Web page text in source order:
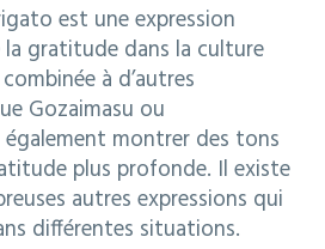
est une expression
gratitude dans la culture
à d’autres
Gozaimasu ou
montrer des tons
plus profonde. Il existe
autres expressions qui
différentes situations.